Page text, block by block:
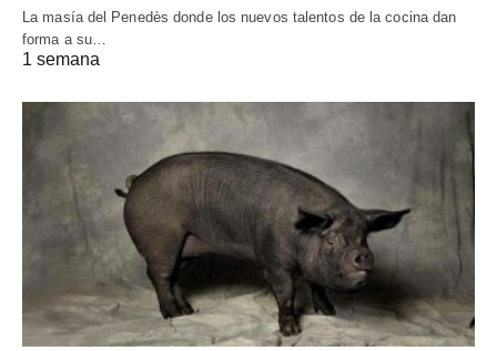
La masía del Penedès donde los nuevos talentos de la cocina dan
forma a su…
1 semana